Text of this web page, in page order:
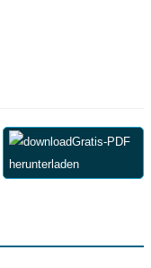
Gratis-PDF
herunterladen